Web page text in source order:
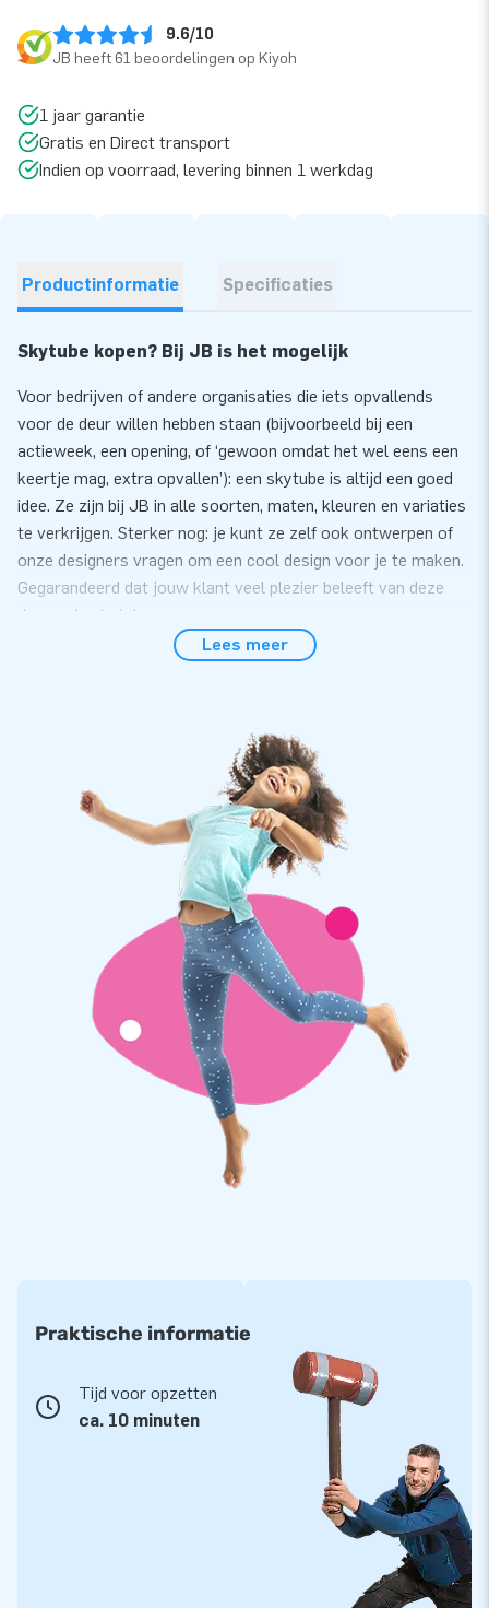
9.6/10
JB heeft 61 beoordelingen op Kiyoh
1 jaar garantie
Gratis en Direct transport
Indien op voorraad, levering binnen 1 werkdag
Productinformatie Specificaties
Skytube kopen? Bij JB is het mogelijk
Voor bedrijven of andere organisaties die iets opvallends
voor de deur willen hebben staan (bijvoorbeeld bij een
actieweek, een opening, of ‘gewoon omdat het wel eens een
keertje mag, extra opvallen’): een skytube is altijd een goed
idee. Ze zijn bij JB in alle soorten, maten, kleuren en variaties
te verkrijgen. Sterker nog: je kunt ze zelf ook ontwerpen of
onze designers vragen om een cool design voor je te maken.
Gegarandeerd dat jouw klant veel plezier beleeft van deze
dansende skytubes.
skydancer blower (diameter 45 cm), deze
van 290 euro excl. BTW kun je los
bijbestellen.
Lees meer
Praktische informatie
Tijd voor opzetten
ca. 10 minuten